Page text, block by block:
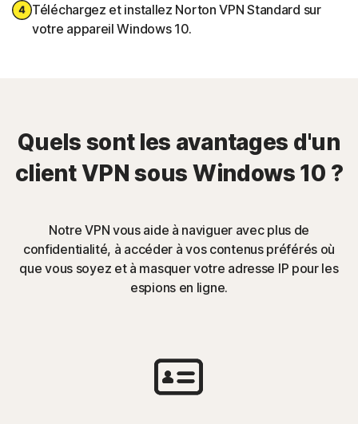
Téléchargez et installez Norton VPN Standard sur
votre appareil Windows 10.
Quels sont les avantages d'un
client VPN sous Windows 10 ?
Notre VPN vous aide à naviguer avec plus de
confidentialité, à accéder à vos contenus préférés où
que vous soyez et à masquer votre adresse IP pour les
espions en ligne.